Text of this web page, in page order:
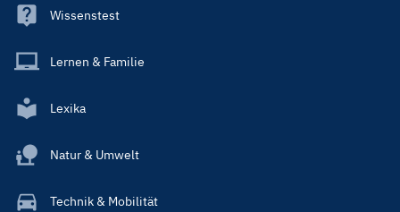
Wissenstest
Lernen & Familie
Lexika
Natur & Umwelt
Technik & Mobilität